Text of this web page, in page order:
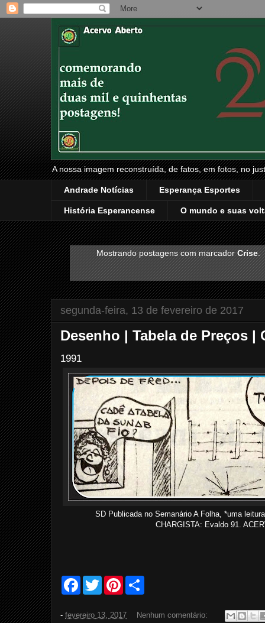
A nossa imagem reconstruída, de fatos, em fotos, no
Andrade Notícias Esperança Esportes
História Esperancense O mundo e suas
Mostrando postagens com marcadorCrise.
segunda-feira, 13 de fevereiro de 2017
Desenho | Tabela de Preços |
1991
SD Publicada no Semanário A Folha, *uma
CHARGISTA: Evaldo 91.
F
b
T
w
t
P
e
e
- fevereiro 13, 2017 Nenhum comentário: